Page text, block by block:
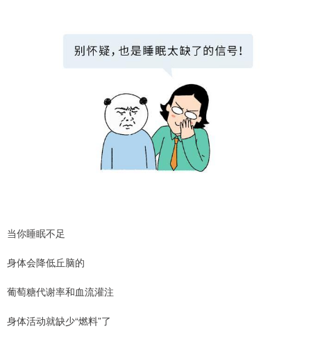
当你睡眠不足
身体会降低丘脑的
葡萄糖代谢率和血流灌注
身体活动就缺少“燃料”了